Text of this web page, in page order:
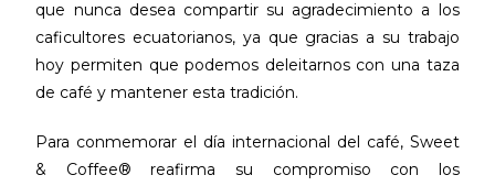
que nunca desea compartir su agradecimiento a los
caficultores ecuatorianos, ya que gracias a su trabajo
hoy permiten que podemos deleitarnos con una taza
de café y mantener esta tradición.
Para conmemorar el día internacional del café, Sweet
& Coffee® reafirma su compromiso con los